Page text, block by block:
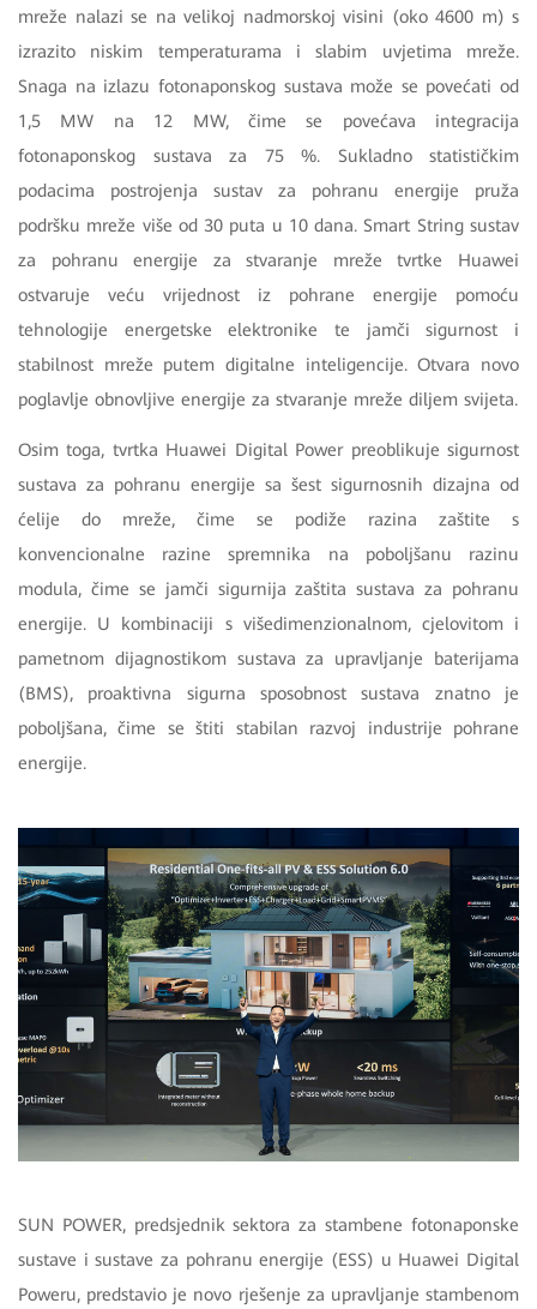
mreže nalazi se na velikoj nadmorskoj visini (oko 4600 m) s
izrazito niskim temperaturama i slabim uvjetima mreže.
Snaga na izlazu fotonaponskog sustava može se povećati od
1,5 MW na 12 MW,
čime se povećava integracija
fotonaponskog sustava za 75 %. Sukladno statističkim
podacima postrojenja sustav za pohranu energije pruža
podršku mreže više od 30 puta u 10 dana. Smart String sustav
za pohranu energije za stvaranje mreže tvrtke Huawei
ostvaruje veću vrijednost iz pohrane energije pomoću
tehnologije energetske elektronike te jamči sigurnost i
stabilnost mreže putem digitalne inteligencije. Otvara novo
poglavlje obnovljive energije za stvaranje mreže diljem svijeta.
Osim toga, tvrtka Huawei Digital Power preoblikuje sigurnost
sustava za pohranu energije sa šest sigurnosnih dizajna od
ćelije do mreže, čime se podiže razina zaštite s
konvencionalne razine spremnika na poboljšanu razinu
modula, čime se jamči sigurnija zaštita sustava za pohranu
energije. U kombinaciji s višedimenzionalnom, cjelovitom i
pametnom dijagnostikom sustava za upravljanje baterijama
(BMS), proaktivna sigurna sposobnost sustava znatno je
poboljšana, čime se štiti stabilan razvoj industrije pohrane
energije.
SUN POWER, predsjednik sektora za stambene fotonaponske
sustave i sustave za pohranu energije (ESS) u Huawei Digital
Poweru, predstavio je novo rješenje za upravljanje stambenom